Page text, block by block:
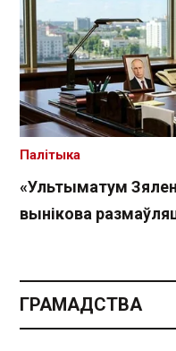
«Ультыматум
вынікова
Палітыка
ГРАМАДСТВА